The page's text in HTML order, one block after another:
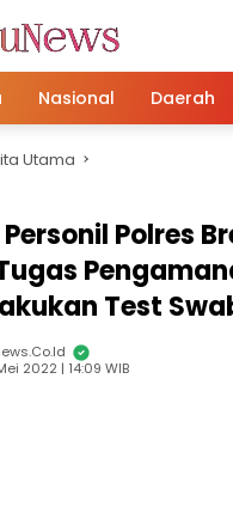
Nasional Daerah
Utama
Polres
Test
2022 | 14:09 WIB